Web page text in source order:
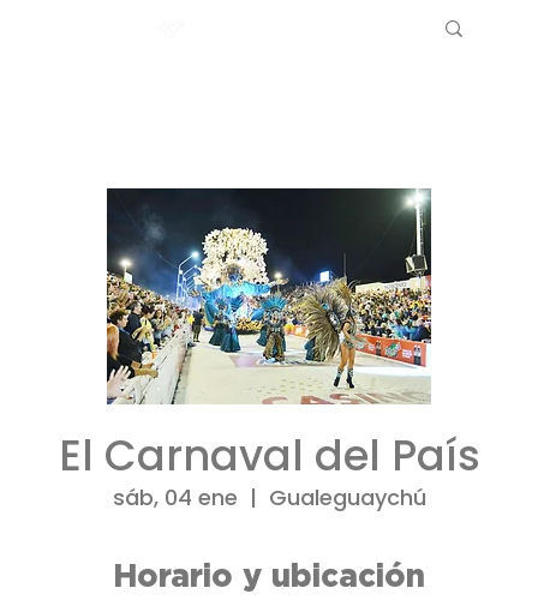
El Carnaval del País
sáb, 04 ene
  |
Gualeguaychú
Horario y ubicación